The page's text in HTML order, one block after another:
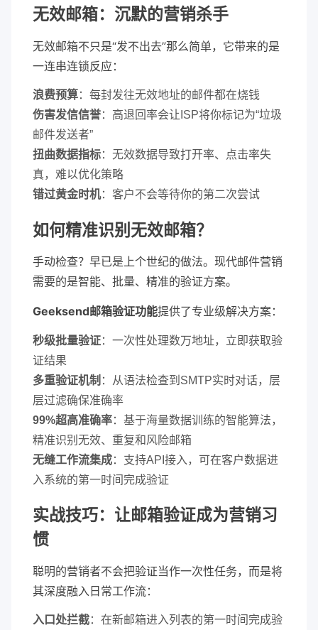
无效邮箱：沉默的营销杀手
无效邮箱不只是“发不出去”那么简单，它带来的是
一连串连锁反应：
浪费预算：每封发往无效地址的邮件都在烧钱
伤害发信信誉：高退回率会让ISP将你标记为“垃圾
邮件发送者”
扭曲数据指标：无效数据导致打开率、点击率失
真，难以优化策略
错过黄金时机：客户不会等待你的第二次尝试
如何精准识别无效邮箱？
手动检查？早已是上个世纪的做法。现代邮件营销
需要的是智能、批量、精准的验证方案。
Geeksend邮箱验证功能提供了专业级解决方案：
秒级批量验证：一次性处理数万地址，立即获取验
证结果
多重验证机制 ：从语法检查到SMTP实时对话，层
层过滤确保准确率
99%超高准确率：基于海量数据训练的智能算法，
精准识别无效、重复和风险邮箱
无缝工作流集成：支持API接入，可在客户数据进
入系统的第一时间完成验证
实战技巧：让邮箱验证成为营销习
惯
聪明的营销者不会把验证当作一次性任务，而是将
其深度融入日常工作流：
入口处拦截：在新邮箱进入列表的第一时间完成验